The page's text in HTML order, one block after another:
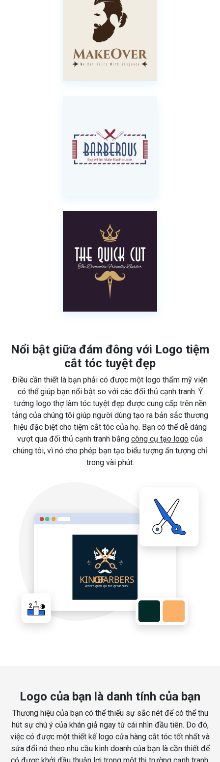
Nổi bật giữa đám đông với Logo tiệm
cắt tóc tuyệt đẹp
Điều cần thiết là bạn phải có được một logo thẩm mỹ viện
có thể giúp bạn nổi bật so với các đối thủ cạnh tranh. Ý
tưởng logo thợ làm tóc tuyệt đẹp được cung cấp trên nền
tảng của chúng tôi giúp người dùng tạo ra bản sắc thương
hiệu đặc biệt cho tiệm cắt tóc của họ. Bạn có thể dễ dàng
vượt qua đối thủ cạnh tranh bằng công cụ tạo logo của
chúng tôi, vì nó cho phép bạn tạo biểu tượng ấn tượng chỉ
trong vài phút.
Logo của bạn là danh tính của bạn
Thương hiệu của bạn có thể thiếu sự sắc nét để có thể thu
hút sự chú ý của khán giả ngay từ cái nhìn đầu tiên. Do đó,
việc có được một thiết kế logo cửa hàng cắt tóc tốt nhất và
sửa đổi nó theo nhu cầu kinh doanh của bạn là cần thiết để